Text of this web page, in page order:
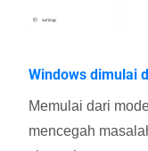
Windows dimulai
Memulai dari
mencegah